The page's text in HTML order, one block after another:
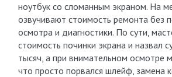
ноутбук со сломанным экраном. На
озвучивают стоимость ремонта без
осмотра и диагностики. По сути,
стоимость починки экрана и назвал
тысяч, а при внимательном осмотре
что просто порвался шлейф, замена